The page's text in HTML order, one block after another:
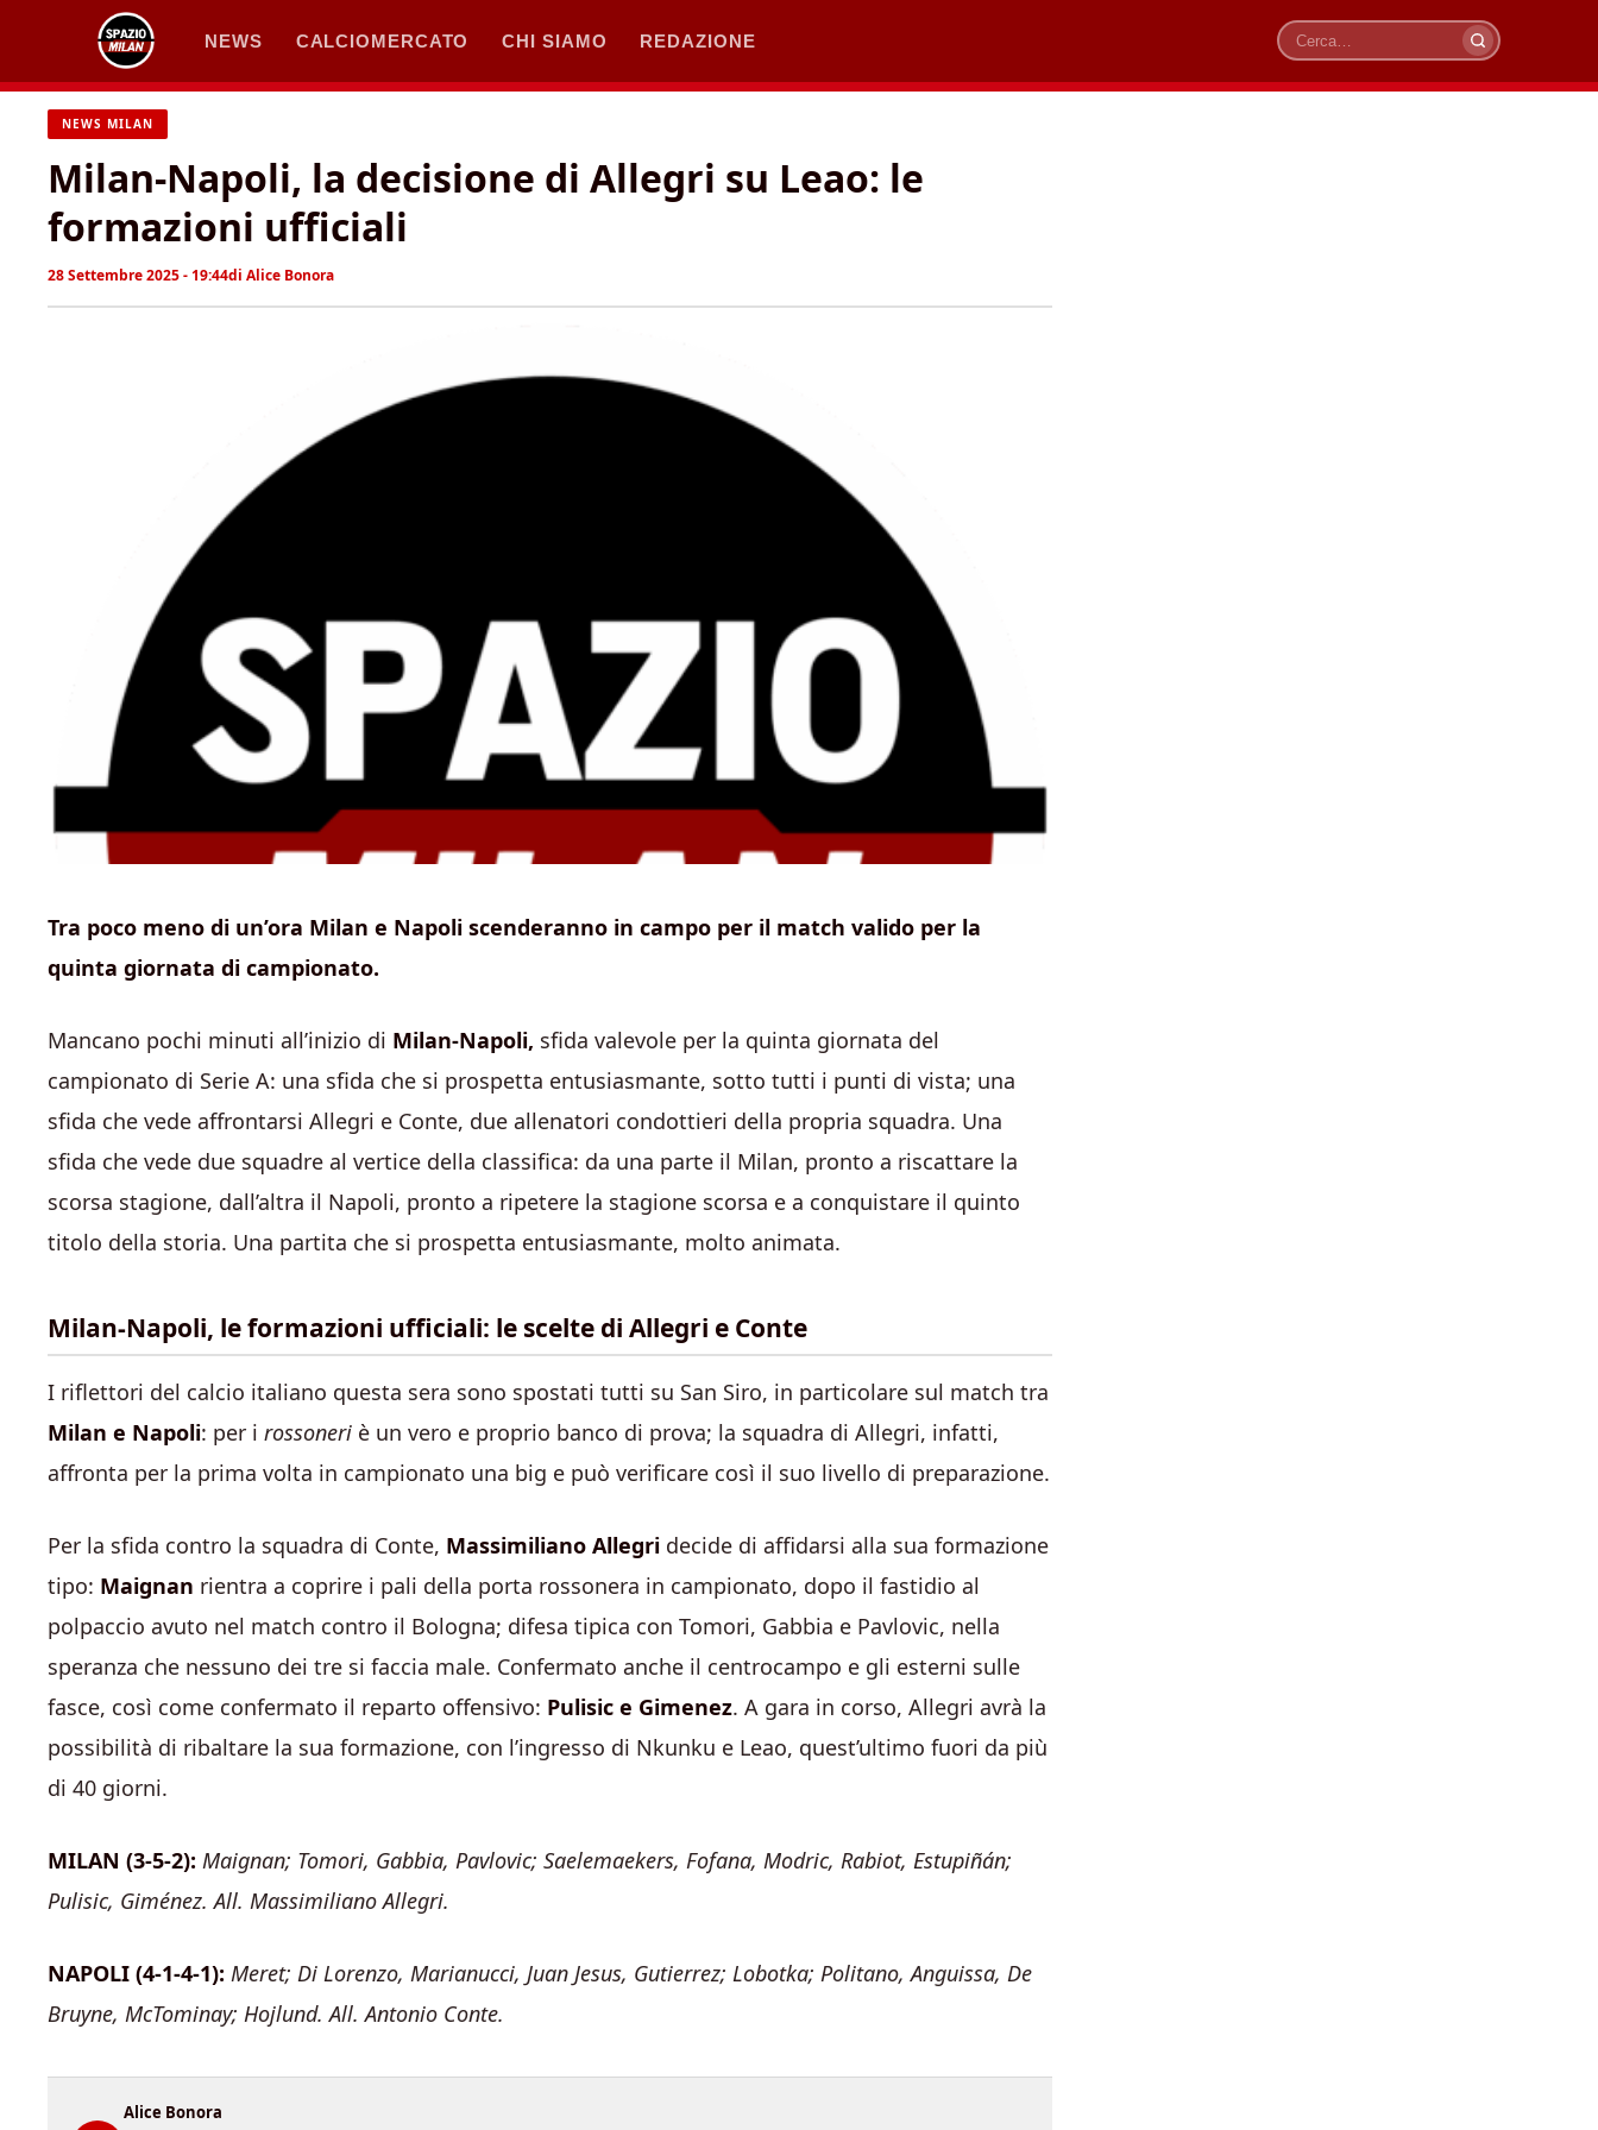
contenuto
NEWS CALCIOMERCATO CHI SIAMO REDAZIONE
Cerca
NEWS MILAN
Milan-Napoli, la decisione di Allegri su Leao: le
formazioni ufficiali
28 Settembre 2025 - 19:44di Alice Bonora
Tra poco meno di un’ora Milan e Napoli scenderanno in campo per il match valido per la
quinta giornata di campionato.
Mancano pochi minuti all’inizio di Milan-Napoli, sfida valevole per la quinta giornata del
campionato di Serie A: una sfida che si prospetta entusiasmante, sotto tutti i punti di vista; una
sfida che vede affrontarsi Allegri e Conte, due allenatori condottieri della propria squadra. Una
sfida che vede due squadre al vertice della classifica: da una parte il Milan, pronto a riscattare la
scorsa stagione, dall’altra il Napoli, pronto a ripetere la stagione scorsa e a conquistare il quinto
titolo della storia. Una partita che si prospetta entusiasmante, molto animata.
Milan-Napoli, le formazioni ufficiali: le scelte di Allegri e Conte
I riflettori del calcio italiano questa sera sono spostati tutti su San Siro, in particolare sul match tra
Milan e Napoli: per i rossoneri è un vero e proprio banco di prova; la squadra di Allegri, infatti,
affronta per la prima volta in campionato una big e può verificare così il suo livello di preparazione.
Per la sfida contro la squadra di Conte, Massimiliano Allegri decide di affidarsi alla sua formazione
tipo: Maignan rientra a coprire i pali della porta rossonera in campionato, dopo il fastidio al
polpaccio avuto nel match contro il Bologna; difesa tipica con Tomori, Gabbia e Pavlovic, nella
speranza che nessuno dei tre si faccia male. Confermato anche il centrocampo e gli esterni sulle
fasce, così come confermato il reparto offensivo: Pulisic e Gimenez. A gara in corso, Allegri avrà la
possibilità di ribaltare la sua formazione, con l’ingresso di Nkunku e Leao, quest’ultimo fuori da più
di 40 giorni.
MILAN (3-5-2): Maignan; Tomori, Gabbia, Pavlovic; Saelemaekers, Fofana, Modric, Rabiot, Estupiñán;
Pulisic, Giménez. All. Massimiliano Allegri.
NAPOLI (4-1-4-1): Meret; Di Lorenzo, Marianucci, Juan Jesus, Gutierrez; Lobotka; Politano, Anguissa, De
Bruyne, McTominay; Hojlund. All. Antonio Conte.
Alice Bonora